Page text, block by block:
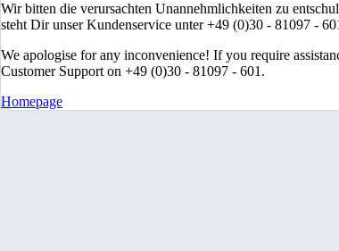
Wir bitten die verursachten Unannehmlichkeiten zu
steht Dir unser Kundenservice unter +49 (0)30 - 81097 -
We apologise for any inconvenience! If you require
Customer Support on +49 (0)30 - 81097 - 601.
Homepage